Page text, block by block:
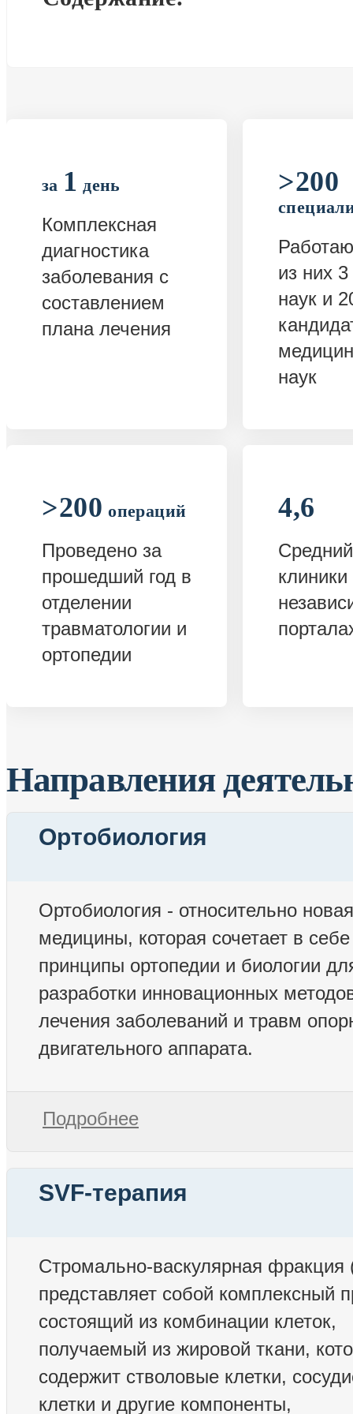
за 1 день
Комплексная
диагностика
заболевания с
составлением
плана лечения
>200
из них
наук и
наук
>200 операций
Проведено за
прошедший год в
отделении
травматологии и
ортопедии
4,6
клиники
Направления
Ортобиология
Ортобиология - относительно
медицины, которая сочетает в себе
принципы ортопедии и биологии
разработки инновационных
лечения заболеваний и травм
двигательного аппарата.
Подробнее
SVF-терапия
Стромально-васкулярная фракция
представляет собой комплексный
состоящий из комбинации клеток,
получаемый из жировой ткани,
содержит стволовые клетки,
клетки и другие компоненты,